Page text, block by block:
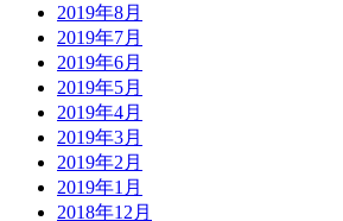
2019年8月
2019年7月
2019年6月
2019年5月
2019年4月
2019年3月
2019年2月
2019年1月
2018年12月